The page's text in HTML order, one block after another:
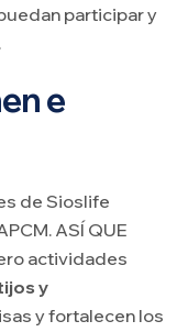
participar y
e
de Sioslife
ASÍ QUE
actividades
y
y fortalecen los